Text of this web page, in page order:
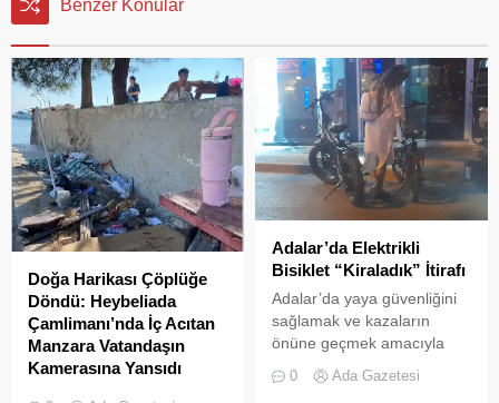
Benzer Konular
Doğa Harikası Çöplüğe
Döndü: Heybeliada
Çamlimanı’nda İç Acıtan
Manzara Vatandaşın
Kamerasına Yansıdı
Adalar’da Elektrikli
Bisiklet “Kiraladık” İtirafı
Adalar’da yaya güvenliğini
sağlamak ve kazaların
önüne geçmek amacıyla
kiralama yasağı” adeta hiçe
0 Ada Gazetesi